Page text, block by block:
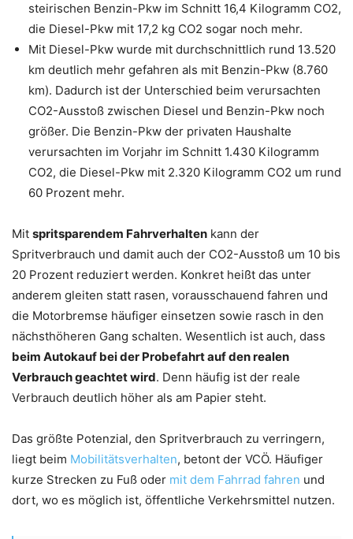
steirischen Benzin-Pkw im Schnitt 16,4 Kilogramm CO2,
die Diesel-Pkw mit 17,2 kg CO2 sogar noch mehr.
Mit Diesel-Pkw wurde mit durchschnittlich rund 13.520
km deutlich mehr gefahren als mit Benzin-Pkw (8.760
km). Dadurch ist der Unterschied beim verursachten
CO2-Ausstoß zwischen Diesel und Benzin-Pkw noch
größer. Die Benzin-Pkw der privaten Haushalte
verursachten im Vorjahr im Schnitt 1.430 Kilogramm
CO2, die Diesel-Pkw mit 2.320 Kilogramm CO2 um rund
60 Prozent mehr.
Mit spritsparendem Fahrverhalten kann der
Spritverbrauch und damit auch der CO2-Ausstoß um 10 bis
20 Prozent reduziert werden. Konkret heißt das unter
anderem gleiten statt rasen, vorausschauend fahren und
die Motorbremse häufiger einsetzen sowie rasch in den
nächsthöheren Gang schalten. Wesentlich ist auch, dass
beim Autokauf bei der Probefahrt auf den realen
Verbrauch geachtet wird. Denn häufig ist der reale
Verbrauch deutlich höher als am Papier steht.
Das größte Potenzial, den Spritverbrauch zu verringern,
liegt beim Mobilitätsverhalten, betont der VCÖ. Häufiger
kurze Strecken zu Fuß oder mit dem Fahrrad fahren und
dort, wo es möglich ist, öffentliche Verkehrsmittel nutzen.